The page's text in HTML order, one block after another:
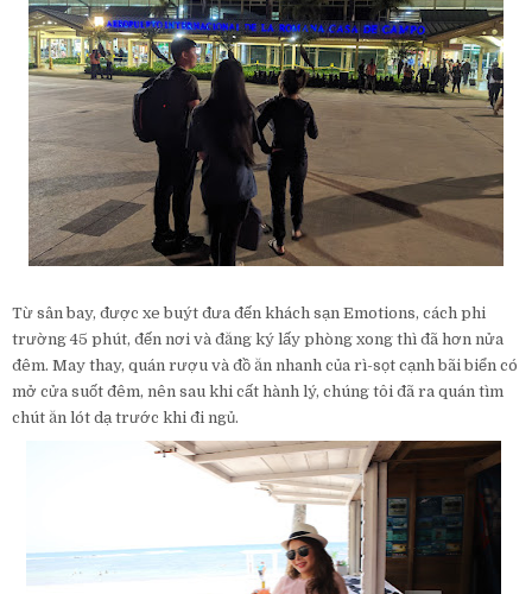
Từ sân bay, được xe buýt đưa đến khách sạn Emotions, cách phi
trường 45 phút, đến nơi và đăng ký lấy phòng xong thì đã hơn nửa
đêm. May thay, quán rượu và đồ ăn nhanh của rì-sọt cạnh bãi biển có
mở cửa suốt đêm, nên sau khi cất hành lý, chúng tôi đã ra quán tìm
chút ăn lót dạ trước khi đi ngủ.